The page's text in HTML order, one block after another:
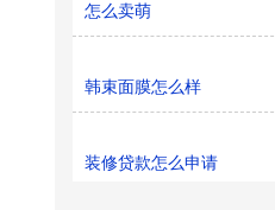
怎么卖萌
韩束面膜怎么样
装修贷款怎么申请